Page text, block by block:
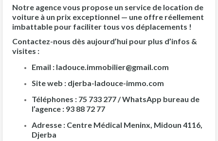
Notre agence vous propose un service de location de
voiture à un prix exceptionnel — une offre réellement
imbattable pour faciliter tous vos déplacements !
Contactez-nous dès aujourd’hui pour plus d’infos &
visites :
Email : ladouce.immobilier@gmail.com
Site web : djerba-ladouce-immo.com
Téléphones : 75 733 277 / WhatsApp bureau de
l’agence : 93 88 72 77
Adresse : Centre Médical Meninx, Midoun 4116,
Djerba